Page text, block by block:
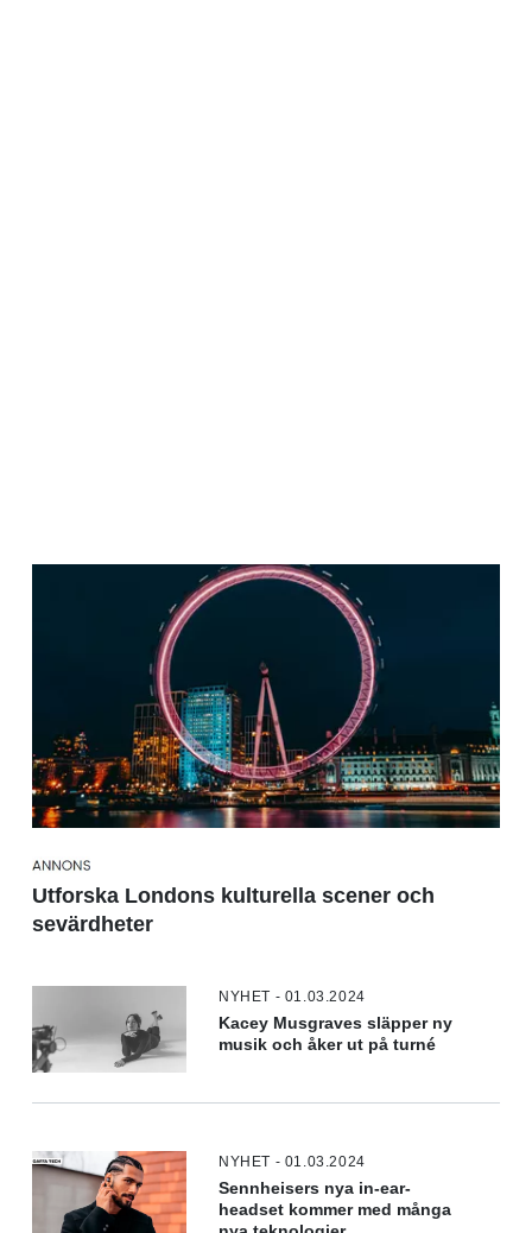
Utforska Londons kulturella scener och
sevärdheter
NYHET - 01.03.2024
Kacey Musgraves släpper ny
musik och åker ut på turné
NYHET - 01.03.2024
Sennheisers nya in-ear-
headset kommer med många